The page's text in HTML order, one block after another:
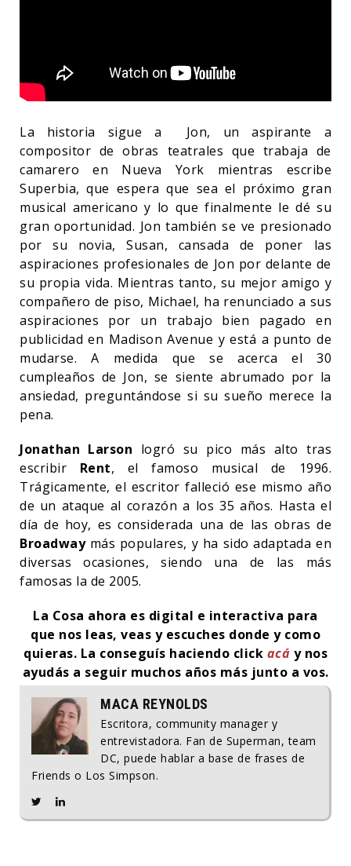
La historia sigue a Jon, un aspirante a
compositor de obras teatrales que trabaja de
camarero en Nueva York mientras escribe
Superbia, que espera que sea el próximo gran
musical americano y lo que finalmente le dé su
gran oportunidad. Jon también se ve presionado
por su novia, Susan, cansada de poner las
aspiraciones profesionales de Jon por delante de
su propia vida. Mientras tanto, su mejor amigo y
compañero de piso, Michael, ha renunciado a sus
aspiraciones por un trabajo bien pagado en
publicidad en Madison Avenue y está a punto de
mudarse. A medida que se acerca el 30
cumpleaños de Jon, se siente abrumado por la
ansiedad, preguntándose si su sueño merece la
pena.
Jonathan Larson logró su pico más alto tras
escribir Rent, el famoso musical de 1996.
Trágicamente, el escritor falleció ese mismo año
de un ataque al corazón a los 35 años. Hasta el
día de hoy, es considerada una de las obras de
Broadwaymás populares, y ha sido adaptada en
diversas ocasiones, siendo una de las más
famosas la de 2005.
La Cosa ahora es digital e interactiva para
que nos leas, veas y escuches donde y como
quieras. La conseguís haciendo click acá y nos
ayudás a seguir muchos años más junto a vos.
MACA REYNOLDS
Escritora, community manager y
entrevistadora. Fan de Superman, team
DC, puede hablar a base de frases de
Friends o Los Simpson.